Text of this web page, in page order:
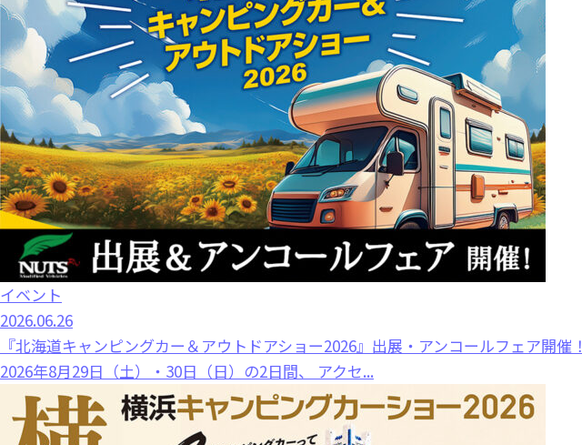
イベント
2026.06.26
『北海道キャンピングカー＆アウトドアショー2026』出展・アンコールフェア開催！
2026年8月29日（土）・30日（日）の2日間、 アクセ...